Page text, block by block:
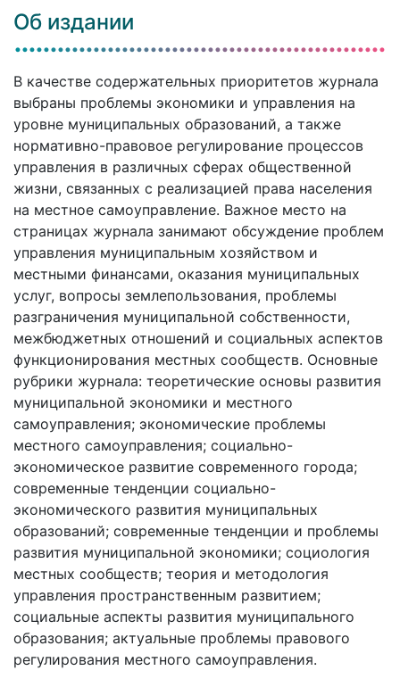
Об издании
В качестве содержательных приоритетов журнала
выбраны проблемы экономики и управления на
уровне муниципальных образований, а также
нормативно-правовое регулирование процессов
управления в различных сферах общественной
жизни, связанных с реализацией права населения
на местное самоуправление. Важное место на
страницах журнала занимают обсуждение проблем
управления муниципальным хозяйством и
местными финансами, оказания муниципальных
услуг, вопросы землепользования, проблемы
разграничения муниципальной собственности,
межбюджетных отношений и социальных аспектов
функционирования местных сообществ. Основные
рубрики журнала: теоретические основы развития
муниципальной экономики и местного
самоуправления; экономические проблемы
местного самоуправления; социально-
экономическое развитие современного города;
современные тенденции социально-
экономического развития муниципальных
образований; современные тенденции и проблемы
развития муниципальной экономики; социология
местных сообществ; теория и методология
управления пространственным развитием;
социальные аспекты развития муниципального
образования; актуальные проблемы правового
регулирования местного самоуправления.